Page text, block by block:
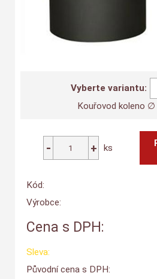
Vyberte variantu:
Kouřovod koleno
ks
Kód:
Výrobce:
Cena s DPH:
Sleva:
Původní cena s DPH: